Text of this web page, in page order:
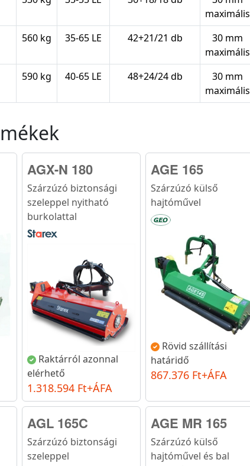
maximális
560 kg 35-65 LE 42+21/21 db
30 mm
maximális
590 kg 40-65 LE 48+24/24 db
30 mm
maximális
AGX-N 180
Szárzúzó biztonsági
szeleppel nyitható
burkolattal
Raktárról azonnal
elérhető
1.318.594 Ft+ÁFA
AGE 165
Szárzúzó külső
hajtóművel
Rövid szállítási
határidő
867.376 Ft+ÁFA
AGL 165C
Szárzúzó biztonsági
szeleppel
AGE MR 165
Szárzúzó külső
hajtóművel és bal